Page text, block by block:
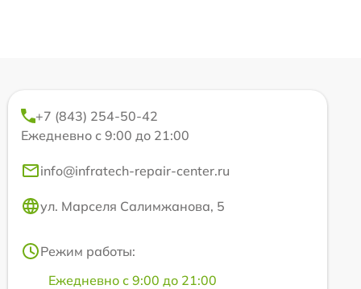
+7 (843) 254-50-42
Ежедневно с 9:00 до 21:00
info@infratech-repair-center.ru
ул. Марселя Салимжанова, 5
Режим работы:
Ежедневно с 9:00 до 21:00